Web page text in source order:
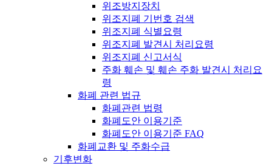
위조방지장치
위조지폐 기번호 검색
위조지폐 식별요령
위조지폐 발견시 처리요령
위조지폐 신고서식
주화 훼손 및 훼손 주화 발견시 처리요
령
화폐 관련 법규
화폐관련 법령
화폐도안 이용기준
화폐도안 이용기준 FAQ
화폐교환 및 주화수급
기후변화